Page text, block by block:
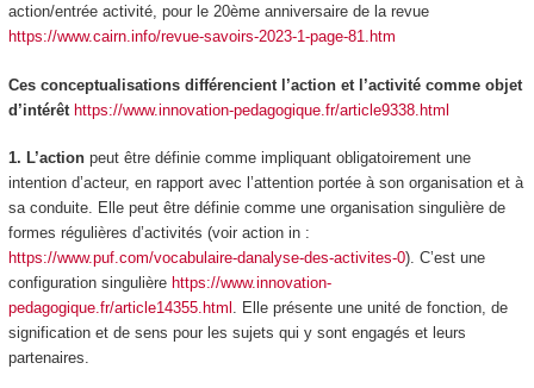
action/entrée activité, pour le 20ème anniversaire de la revue
https://www.cairn.info/revue-savoirs-2023-1-page-81.htm
Ces conceptualisations différencient l’action et l’activité comme objet
d’intérêt https://www.innovation-pedagogique.fr/article9338.html
1. L’action peut être définie comme impliquant obligatoirement une
intention d’acteur, en rapportavec l’attention portée à son organisation et à
sa conduite. Elle peut être définie comme une organisation singulière de
formes régulières d’activités (voir action in :
https://www.puf.com/vocabulaire-danalyse-des-activites-0). C’est une
configuration singulière https://www.innovation-
pedagogique.fr/article14355.html . Elle présente une unité de fonction, de
signification et de sens pour les sujets qui y sont engagés et leurs
partenaires.